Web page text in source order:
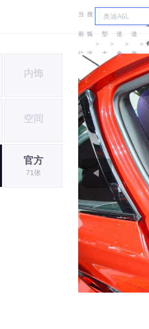
当
前
位
置:
搜
狐
汽
车
＞
车
型
大
全
＞
道
奇
＞
道
奇
＞
内饰
空间
官方
71张